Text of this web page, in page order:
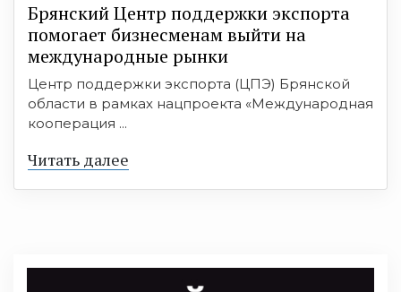
Брянский Центр поддержки экспорта
помогает бизнесменам выйти на
международные рынки
Центр поддержки экспорта (ЦПЭ) Брянской
области в рамках нацпроекта «Международная
кооперация ...
Читать далее